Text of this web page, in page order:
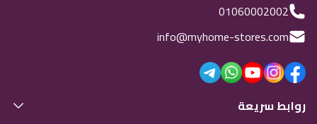
01060002002
info@myhome-stores.com
روابط سريعة